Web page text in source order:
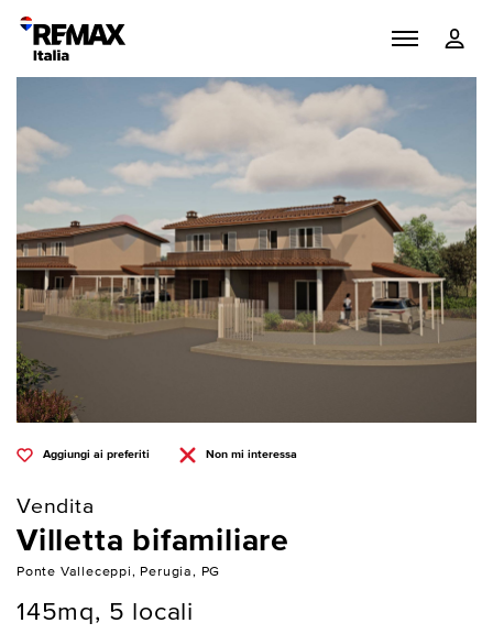
Aggiungi ai preferiti Non mi interessa
Vendita
Villetta bifamiliare
Ponte Valleceppi, Perugia, PG
145mq, 5 locali